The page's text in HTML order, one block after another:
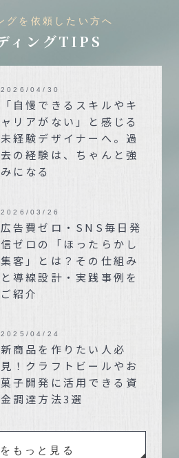
グを依頼したい方へ
ィングTIPS
「自慢できるスキルやキ
ャリアがない」と感じる
未経験デザイナーへ。過
去の経験は、ちゃんと強
みになる
2026/04/30
広告費ゼロ・SNS毎日発
信ゼロの「ほったらかし
集客」とは？その仕組み
と導線設計・実践事例を
ご紹介
2026/03/26
新商品を作りたい人必
見！クラフトビールやお
菓子開発に活用できる資
金調達方法3選
2025/04/24
もっと見る